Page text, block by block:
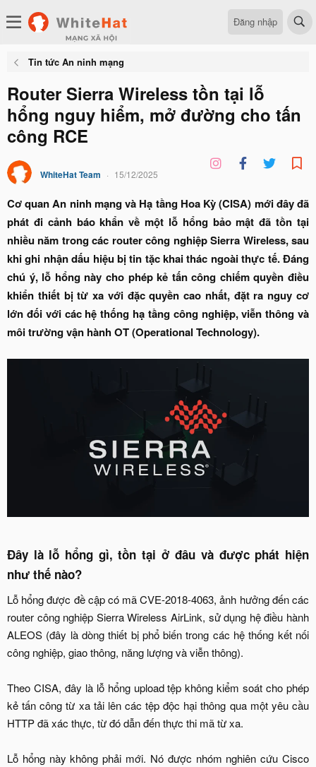
Đăng nhập
Tin tức An ninh mạng
Router Sierra Wireless tồn tại lỗ
hổng nguy hiểm, mở đường cho tấn
công RCE
WhiteHat Team 15/12/2025
Cơ quan An ninh mạng và Hạ tầng Hoa Kỳ (CISA) mới đây đã
phát đi cảnh báo khẩn về một lỗ hổng bảo mật đã tồn tại
nhiều năm trong các router công nghiệp Sierra Wireless, sau
khi ghi nhận dấu hiệu bị tin tặc khai thác ngoài thực tế. Đáng
chú ý, lỗ hổng này cho phép kẻ tấn công chiếm quyền điều
khiển thiết bị từ xa với đặc quyền cao nhất, đặt ra nguy cơ
lớn đối với các hệ thống hạ tầng công nghiệp, viễn thông và
môi trường vận hành OT (Operational Technology).
Đây là lỗ hổng gì, tồn tại ở đâu và được phát hiện
như thế nào?​
Lỗ hổng được đề cập có mã CVE-2018-4063, ảnh hưởng đến các
router công nghiệp Sierra Wireless AirLink, sử dụng hệ điều hành
ALEOS (đây là dòng thiết bị phổ biến trong các hệ thống kết nối
công nghiệp, giao thông, năng lượng và viễn thông).
Theo CISA, đây là lỗ hổng upload tệp không kiểm soát cho phép
kẻ tấn công từ xa tải lên các tệp độc hại thông qua một yêu cầu
HTTP đã xác thực, từ đó dẫn đến thực thi mã từ xa.
Lỗ hổng này không phải mới. Nó được nhóm nghiên cứu Cisco